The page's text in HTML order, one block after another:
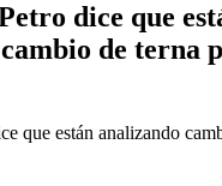
dice que
de terna
que están analizando